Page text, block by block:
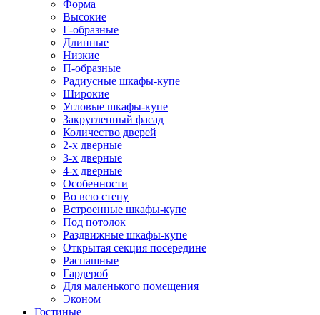
Форма
Высокие
Г-образные
Длинные
Низкие
П-образные
Радиусные шкафы-купе
Широкие
Угловые шкафы-купе
Закругленный фасад
Количество дверей
2-х дверные
3-х дверные
4-х дверные
Особенности
Во всю стену
Встроенные шкафы-купе
Под потолок
Раздвижные шкафы-купе
Открытая секция посередине
Распашные
Гардероб
Для маленького помещения
Эконом
Гостиные